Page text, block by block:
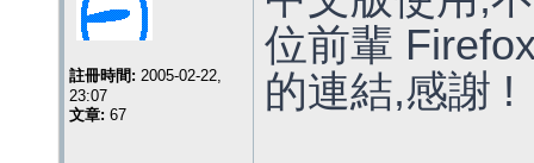
註冊時間: 2005-02-22,
23:07
文章: 67
位前輩
的連結,感謝 !